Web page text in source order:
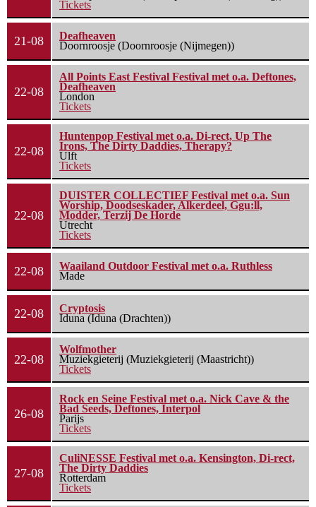
Tickets
21-08
Deafheaven
Doornroosje (Doornroosje (Nijmegen))
22-08
All Points East Festival Festival met o.a. Deftones,
Deafheaven
London
Tickets
22-08
Huntenpop Festival met o.a. Di-rect, Up The
Irons, The Dirty Daddies, Therapy?
Ulft
Tickets
22-08
DUISTER COLLECTIEF Festival met o.a. Sun
Worship, Doodseskader, Alkerdeel, Ggu:ll,
Modder, Terzij De Horde
Utrecht
Tickets
22-08
Waailand Outdoor Festival met o.a. Ruthless
Made
22-08
Cryptosis
Iduna (Iduna (Drachten))
22-08
Wolfmother
Muziekgieterij (Muziekgieterij (Maastricht))
Tickets
26-08
Rock en Seine Festival met o.a. Nick Cave & the
Bad Seeds, Deftones, Interpol
Parijs
Tickets
27-08
CuliNESSE Festival met o.a. Kensington, Di-rect,
The Dirty Daddies
Rotterdam
Tickets